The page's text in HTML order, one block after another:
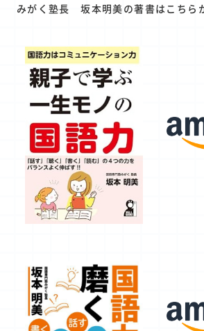
みがく塾長 坂本明美の著書はこちら